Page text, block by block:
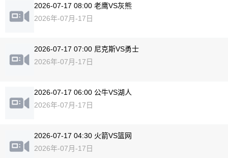
2026-07-17 08:00 老鹰VS灰熊
2026年-07月-17日
2026-07-17 07:00 尼克斯VS勇士
2026年-07月-17日
2026-07-17 06:00 公牛VS湖人
2026年-07月-17日
2026-07-17 04:30 火箭VS篮网
2026年-07月-17日